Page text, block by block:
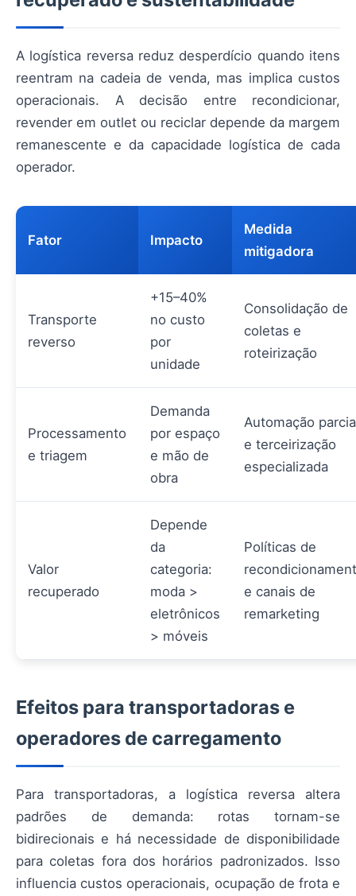
A logística reversa reduz desperdício quando itens
reentram na cadeia de venda, mas implica custos
operacionais. A decisão entre recondicionar,
revender em outlet ou reciclar depende da margem
remanescente e da capacidade logística de cada
operador.
Fator Impacto
Medida
mitigadora
Transporte
reverso
+15–40%
no custo
por
unidade
Consolidação de
coletas e
roteirização
Processamento
e triagem
Demanda
por espaço
e mão de
obra
Automação
e terceirização
especializada
Valor
recuperado
Depende
da
categoria:
moda >
eletrônicos
> móveis
Políticas de
e canais de
remarketing
Efeitos para transportadoras e
operadores de carregamento
Para transportadoras, a logística reversa altera
padrões de demanda: rotas tornam-se
bidirecionais e há necessidade de disponibilidade
para coletas fora dos horários padronizados. Isso
influencia custos operacionais, ocupação de frota e